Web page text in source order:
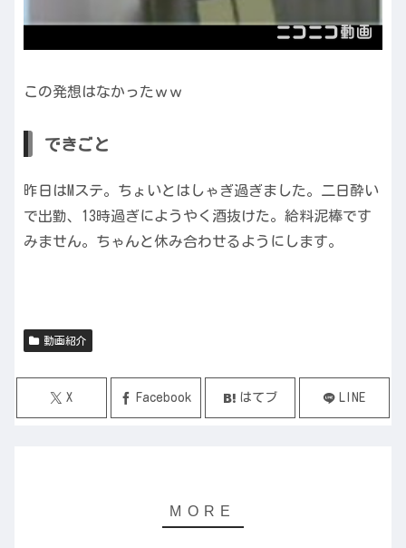
この発想はなかったｗｗ
できごと
昨日はMステ。ちょいとはしゃぎ過ぎました。二日酔い
で出勤、13時過ぎにようやく酒抜けた。給料泥棒です
みません。ちゃんと休み合わせるようにします。
動画紹介
X Facebook はてブ LINE